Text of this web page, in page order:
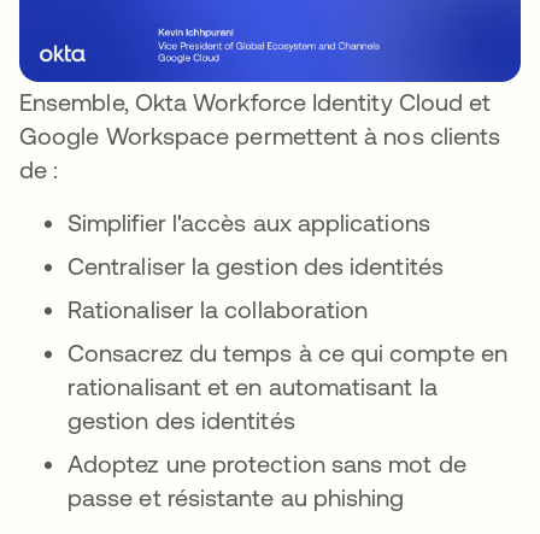
Ensemble, Okta Workforce Identity Cloud et
Google Workspace permettent à nos clients
de :
Simplifier l'accès aux applications
Centraliser la gestion des identités
Rationaliser la collaboration
Consacrez du temps à ce qui compte en
rationalisant et en automatisant la
gestion des identités
Adoptez une protection sans mot de
passe et résistante au phishing